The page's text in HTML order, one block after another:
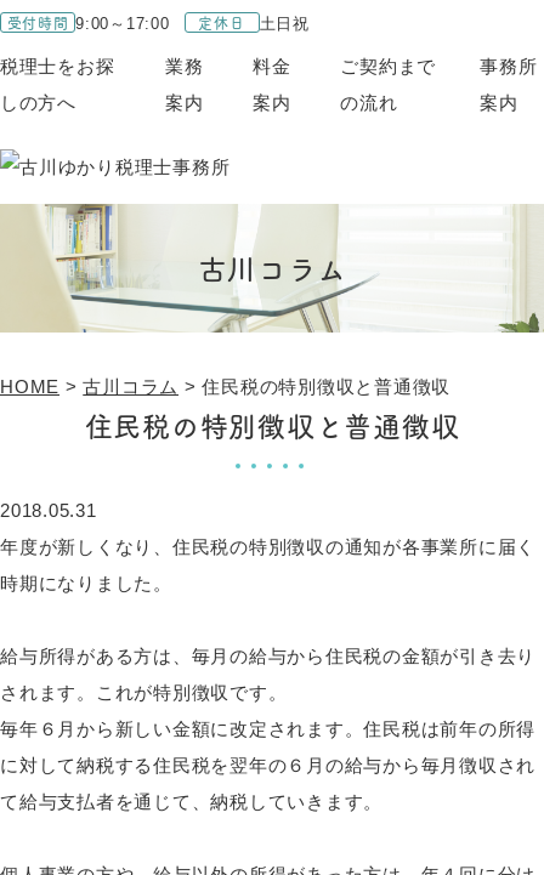
受付時間 9:00～17:00 定休日 土日祝
税理士をお探
しの方へ
業務
案内
料金
案内
ご契約まで
の流れ
事務所
案内
古川コラム
HOME >古川コラム >住民税の特別徴収と普通徴収
住民税の特別徴収と普通徴収
2018.05.31
年度が新しくなり、住民税の特別徴収の通知が各事業所に届く
時期になりました。
給与所得がある方は、毎月の給与から住民税の金額が引き去り
されます。これが特別徴収です。
毎年６月から新しい金額に改定されます。住民税は前年の所得
に対して納税する住民税を翌年の６月の給与から毎月徴収され
て給与支払者を通じて、納税していきます。